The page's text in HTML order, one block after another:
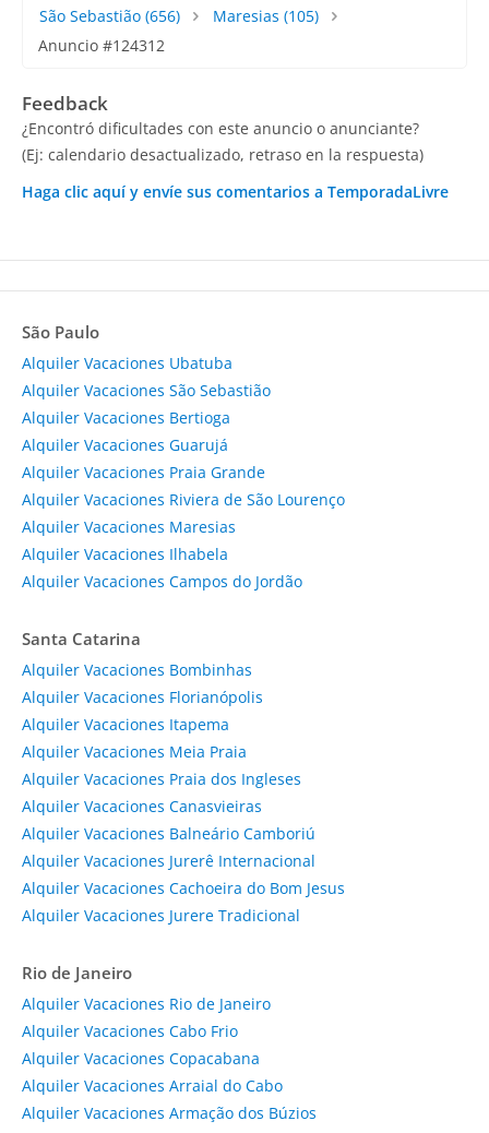
São Sebastião (656) Maresias (105)
Anuncio #124312
Feedback
¿Encontró dificultades con este anuncio o anunciante?
(Ej: calendario desactualizado, retraso en la respuesta)
Haga clic aquí y envíe sus comentarios a TemporadaLivre
São Paulo
Alquiler Vacaciones Ubatuba
Alquiler Vacaciones São Sebastião
Alquiler Vacaciones Bertioga
Alquiler Vacaciones Guarujá
Alquiler Vacaciones Praia Grande
Alquiler Vacaciones Riviera de São Lourenço
Alquiler Vacaciones Maresias
Alquiler Vacaciones Ilhabela
Alquiler Vacaciones Campos do Jordão
Santa Catarina
Alquiler Vacaciones Bombinhas
Alquiler Vacaciones Florianópolis
Alquiler Vacaciones Itapema
Alquiler Vacaciones Meia Praia
Alquiler Vacaciones Praia dos Ingleses
Alquiler Vacaciones Canasvieiras
Alquiler Vacaciones Balneário Camboriú
Alquiler Vacaciones Jurerê Internacional
Alquiler Vacaciones Cachoeira do Bom Jesus
Alquiler Vacaciones Jurere Tradicional
Rio de Janeiro
Alquiler Vacaciones Rio de Janeiro
Alquiler Vacaciones Cabo Frio
Alquiler Vacaciones Copacabana
Alquiler Vacaciones Arraial do Cabo
Alquiler Vacaciones Armação dos Búzios